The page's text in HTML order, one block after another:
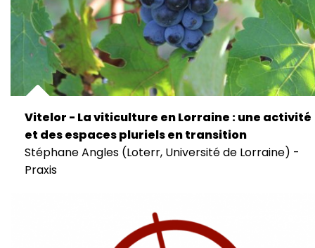
Vitelor - La viticulture en Lorraine : une activité
et des espaces pluriels en transition
Stéphane Angles (Loterr, Université de Lorraine) -
Praxis